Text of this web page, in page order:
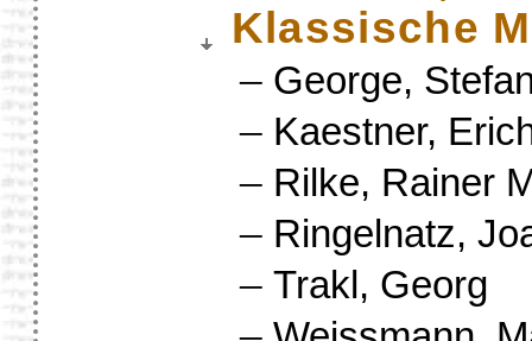
Klassische
– George,
– Kaestner,
– Rilke, Rainer
– Ringelnatz,
– Trakl, Georg